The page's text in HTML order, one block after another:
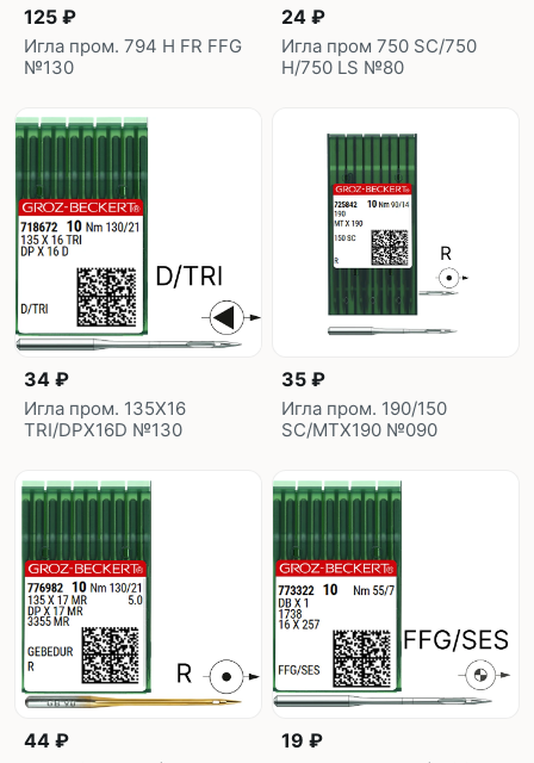
125 ₽
Игла пром. 794 H FR FFG
№130
24 ₽
Игла пром 750 SC/750
H/750 LS №80
34 ₽
Игла пром. 135X16
TRI/DPX16D №130
35 ₽
Игла пром. 190/150
SC/MTX190 №090
44 ₽ 19 ₽